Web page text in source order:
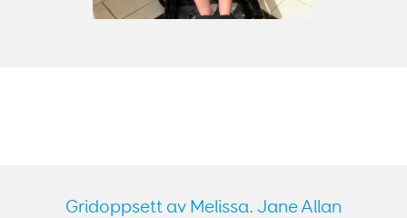
Gridoppsett av Melissa. Jane Allan